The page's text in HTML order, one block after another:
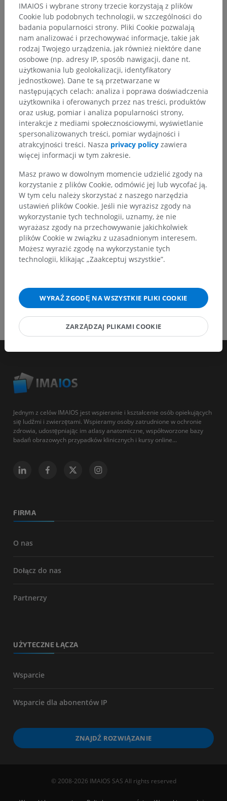
Neuroanatomia człowieka
Tłumaczenia
Zauważyłeś błąd?
Zachęcamy do przesyłania sugestii poprawek,
tłumaczeń lub innych treści, które przełożą się na
Zgłoś problem
POBIERZ APLIKACJĘ
Jednym z celów IMAIOS jest wspieranie i kształcenie osób opiekujących
się ludźmi i zwierzętami. Wspieramy osoby zatrudnione w ochronie
zdrowia, udostępniając im atlasy anatomiczne, współtworzone bazy
badań obrazowych przypadków klinicznych i kursy online...
FIRMA
O nas
Dołącz do nas
Partnerzy
UŻYTECZNE ŁĄCZA
Wsparcie
Wsparcie dla abonentów IP
ZNAJDŹ ROZWIĄZANIE
© 2008-2026 IMAIOS SAS All rights reserved
IMAIOS i wybrane strony trzecie korzystają z plików
Cookie lub podobnych technologii, w szczególności do
badania popularności strony. Pliki Cookie pozwalają
nam analizować i przechowywać informacje, takie jak
rodzaj Twojego urządzenia, jak również niektóre dane
osobowe (np. adresy IP, sposób nawigacji, dane nt.
użytkowania lub geolokalizacji, identyfikatory
jednostkowe). Dane te są przetwarzane w
następujących celach: analiza i poprawa doświadczenia
użytkownika i oferowanych przez nas treści, produktów
oraz usług, pomiar i analiza popularności strony,
interakcje z mediami społecznościowymi, wyświetlanie
spersonalizowanych treści, pomiar wydajności i
atrakcyjności treści. Nasza privacy policy zawiera
więcej informacji w tym zakresie.
Masz prawo w dowolnym momencie udzielić zgody na
korzystanie z plików Cookie, odmówić jej lub wycofać ją.
W tym celu należy skorzystać z naszego narzędzia
ustawień plików Cookie. Jeśli nie wyrazisz zgody na
wykorzystanie tych technologii, uznamy, że nie
wyrażasz zgody na przechowywanie jakichkolwiek
plików Cookie w związku z uzasadnionym interesem.
Możesz wyrazić zgodę na wykorzystanie tych
technologii, klikając „Zaakceptuj wszystkie”.
WYRAŹ ZGODĘ NA WSZYSTKIE PLIKI COOKIE
ZARZĄDZAJ PLIKAMI COOKIE